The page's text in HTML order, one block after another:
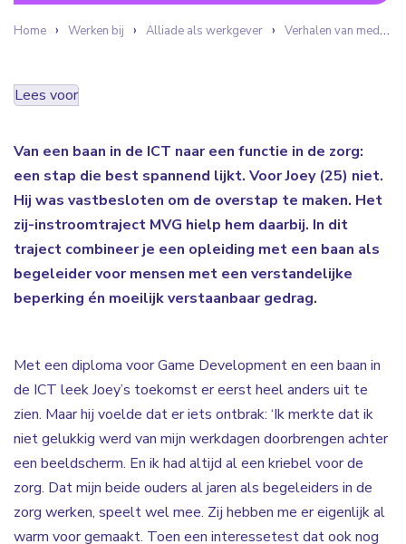
Home Werken bij Alliade als werkgever Verhalen van medewerkers
Lees voor
Van een baan in de ICT naar een functie in de zorg:
een stap die best spannend lijkt. Voor Joey (25) niet.
Hij was vastbesloten om de overstap te maken. Het
zij-instroomtraject MVG hielp hem daarbij. In dit
traject combineer je een opleiding met een baan als
begeleider voor mensen met een verstandelijke
beperking én moeilijk verstaanbaar gedrag.
Met een diploma voor Game Development en een baan in
de ICT leek Joey’s toekomst er eerst heel anders uit te
zien. Maar hij voelde dat er iets ontbrak: ‘Ik merkte dat ik
niet gelukkig werd van mijn werkdagen doorbrengen achter
een beeldscherm. En ik had altijd al een kriebel voor de
zorg. Dat mijn beide ouders al jaren als begeleiders in de
zorg werken, speelt wel mee. Zij hebben me er eigenlijk al
warm voor gemaakt. Toen een interessetest dat ook nog